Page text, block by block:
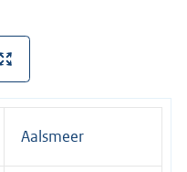
Aalsmeer